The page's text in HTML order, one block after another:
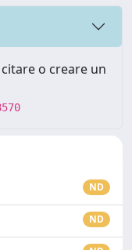
o creare un
ND
ND